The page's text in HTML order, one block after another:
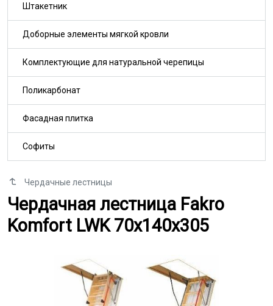
Чердачные лестницы
Чердачная лестница Fakro
Чердачная лестница Fakro
Komfort LWK 70x140x305
Штакетник
Доборные элементы мягкой кровли
Комплектующие для натуральной черепицы
Поликарбонат
Фасадная плитка
Софиты